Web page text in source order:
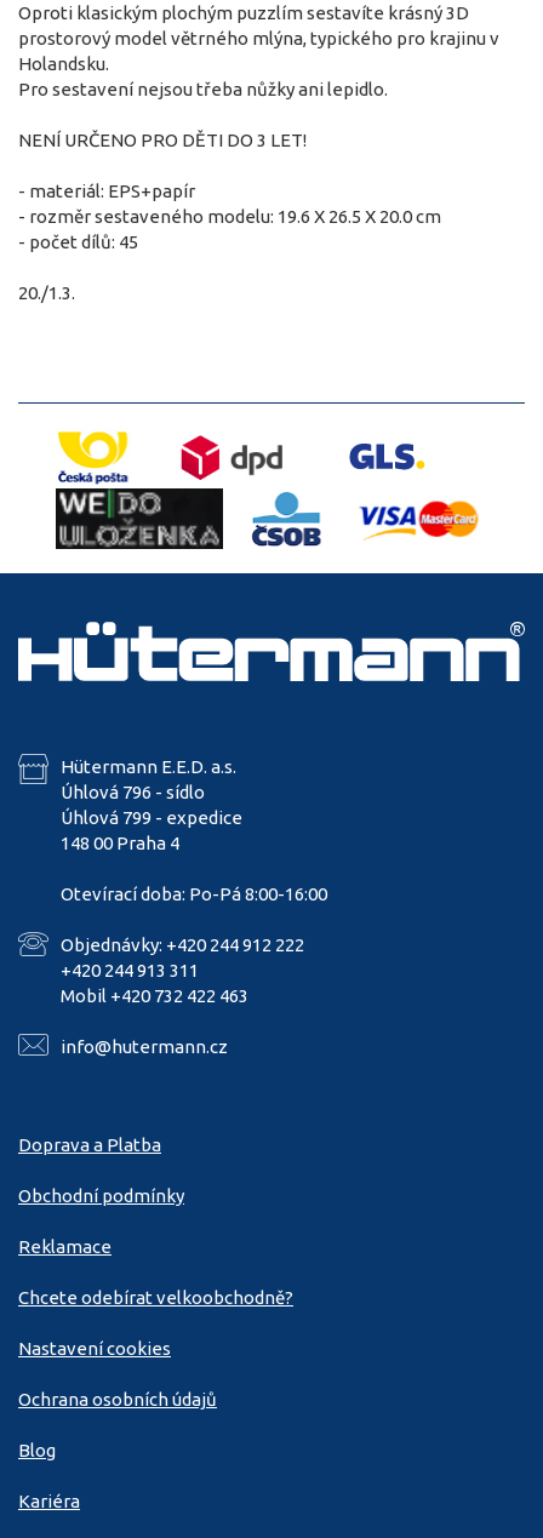
Oproti klasickým plochým puzzlím sestavíte krásný 3D
prostorový model větrného mlýna, typického pro krajinu v
Holandsku.
Pro sestavení nejsou třeba nůžky ani lepidlo.
NENÍ URČENO PRO DĚTI DO 3 LET!
- materiál: EPS+papír
- rozměr sestaveného modelu: 19.6 X 26.5 X 20.0 cm
- počet dílů: 45
20./1.3.
Hütermann E.E.D. a.s.
Úhlová 796 - sídlo
Úhlová 799 - expedice
148 00 Praha 4
Otevírací doba: Po-Pá 8:00-16:00
Objednávky: +420 244 912 222
+420 244 913 311
Mobil +420 732 422 463
info@hutermann.cz
Doprava a Platba
Obchodní podmínky
Reklamace
Chcete odebírat velkoobchodně?
Nastavení cookies
Ochrana osobních údajů
Blog
Kariéra